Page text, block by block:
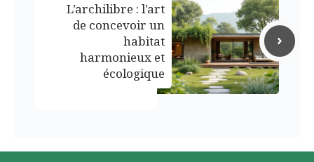
L’archilibre : l’art
de concevoir un
habitat
harmonieux et
écologique